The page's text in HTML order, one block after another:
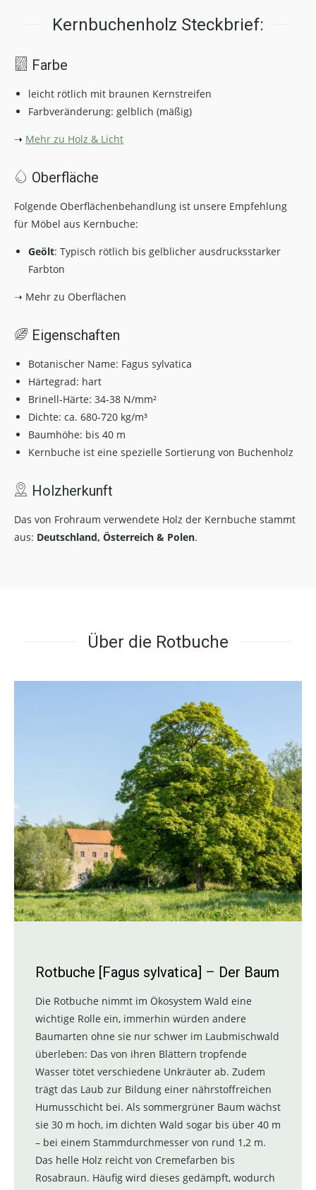
Kernbuchenholz Steckbrief:
Farbe
leicht rötlich mit braunen Kernstreifen
Farbveränderung: gelblich (mäßig)
➝ Mehr zu Holz & Licht
Oberfläche
Folgende Oberflächenbehandlung ist unsere Empfehlung
für Möbel aus Kernbuche:
Geölt: Typisch rötlich bis gelblicher ausdrucksstarker
Farbton
➝ Mehr zu Oberflächen
Eigenschaften
Botanischer Name: Fagus sylvatica
Härtegrad: hart
Brinell-Härte: 34-38 N/mm²
Dichte: ca. 680-720 kg/m³
Baumhöhe: bis 40 m
Kernbuche ist eine spezielle Sortierung von Buchenholz
Holzherkunft
Das von Frohraum verwendete Holz der Kernbuche stammt
aus: Deutschland, Österreich & Polen.
Über die Rotbuche
Rotbuche [Fagus sylvatica] – Der Baum
Die Rotbuche nimmt im Ökosystem Wald eine
wichtige Rolle ein, immerhin würden andere
Baumarten ohne sie nur schwer im Laubmischwald
überleben: Das von ihren Blättern tropfende
Wasser tötet verschiedene Unkräuter ab. Zudem
trägt das Laub zur Bildung einer nährstoffreichen
Humusschicht bei. Als sommergrüner Baum wächst
sie 30 m hoch, im dichten Wald sogar bis über 40 m
– bei einem Stammdurchmesser von rund 1,2 m.
Das helle Holz reicht von Cremefarben bis
Rosabraun. Häufig wird dieses gedämpft, wodurch